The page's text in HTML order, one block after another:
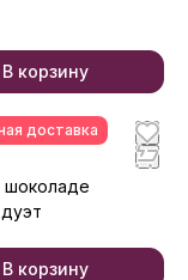
В корзину
доставка
шоколаде
В корзину